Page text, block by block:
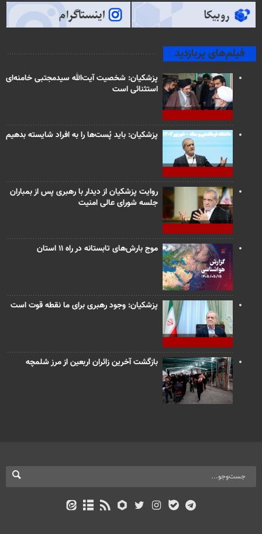
فیلم‌های پربازدید
پزشکیان: شخصیت آیت‌الله سیدمجتبی خامنه‌ای
استثنائی است
پزشکیان: باید پُست‌ها را به افراد شایسته بدهیم
روایت پزشکیان از دیدار با رهبری پس از بمباران
جلسه شورای عالی امنیت
موج بارش‌های تابستانه در راه ۱۱ استان
پزشکیان: وجود رهبری برای ما نقطه قوت است
بازگشت آخرین زائران اربعین از مرز شلمچه